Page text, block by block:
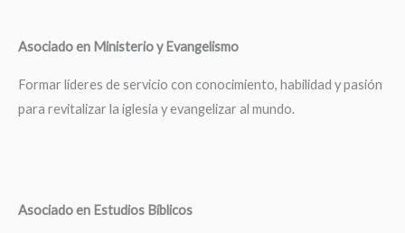
Asociado en Ministerio y Evangelismo
Formar líderes de servicio con conocimiento, habilidad y pasión
para revitalizar la iglesia y evangelizar al mundo.
Asociado en Estudios Bíblicos